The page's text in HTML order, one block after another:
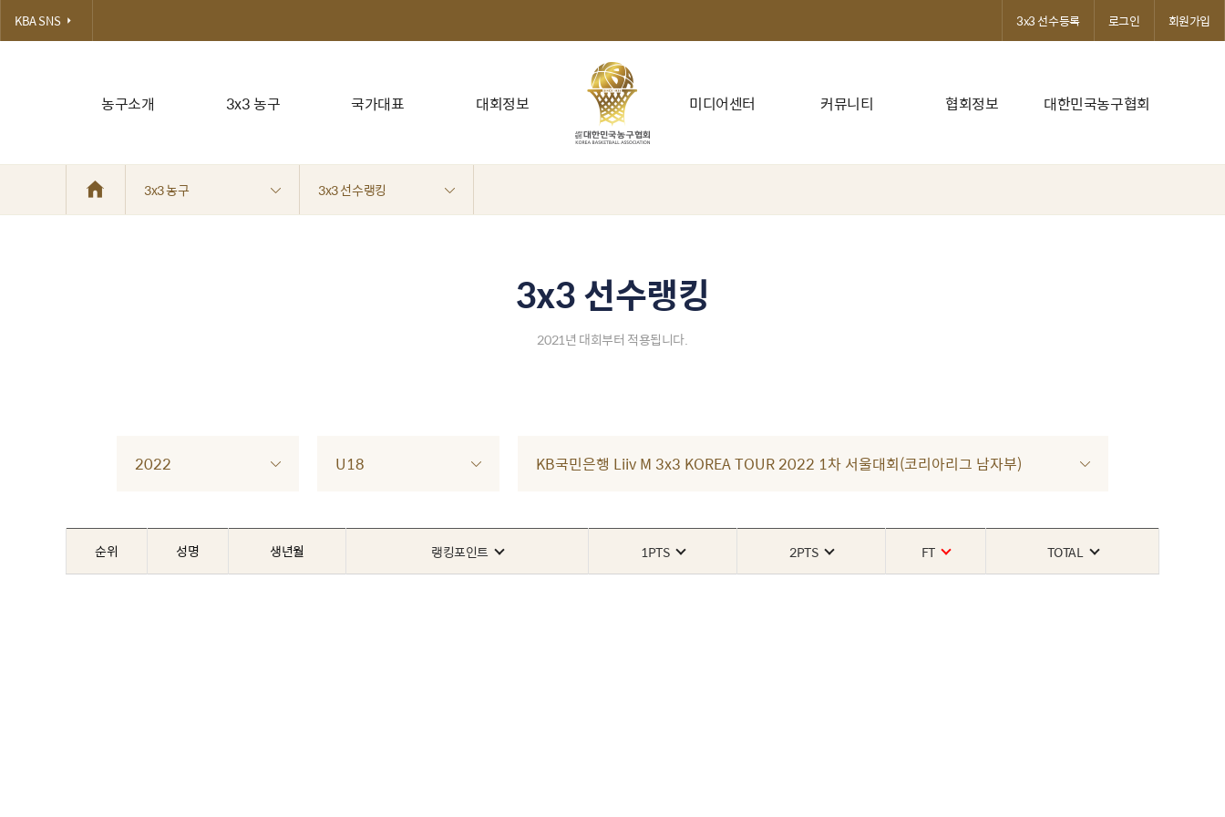
농구소개 3x3 농구 국가대표 대회정보 미디어센터 커뮤니티 협회정보 대한민국농구협회
KBA SNS 3x3 선수등록 로그인 회원가입
3x3 농구 3x3 선수랭킹
3x3 선수랭킹
2021년 대회부터 적용됩니다.
2022 U18 KB국민은행 Liiv M 3x3 KOREA TOUR 2022 1차 서울대회(코리아리그 남자부)
순위 성명 생년월 랭킹포인트 1PTS 2PTS FT TOTAL